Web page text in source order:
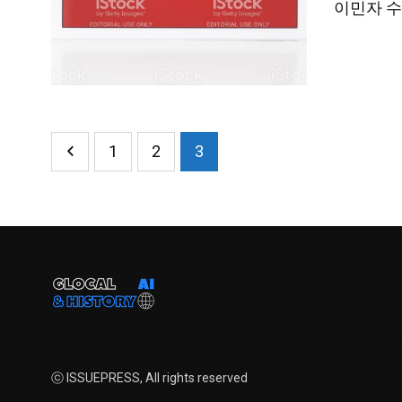
이민자
1 2 3
ⓒ ISSUEPRESS, All rights reserved